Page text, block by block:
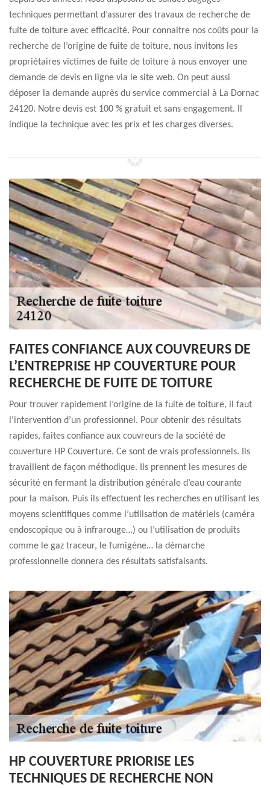
techniques permettant d’assurer des travaux de recherche de
fuite de toiture avec efficacité. Pour connaitre nos coûts pour la
recherche de l’origine de fuite de toiture, nous invitons les
propriétaires victimes de fuite de toiture à nous envoyer une
demande de devis en ligne via le site web. On peut aussi
déposer la demande auprès du service commercial à La Dornac
24120. Notre devis est 100 % gratuit et sans engagement. Il
indique la technique avec les prix et les charges diverses.
FAITES CONFIANCE AUX COUVREURS DE
L’ENTREPRISE HP COUVERTURE POUR
RECHERCHE DE FUITE DE TOITURE
Pour trouver rapidement l’origine de la fuite de toiture, il faut
l’intervention d’un professionnel. Pour obtenir des résultats
rapides, faites confiance aux couvreurs de la société de
couverture HP Couverture. Ce sont de vrais professionnels. Ils
travaillent de façon méthodique. Ils prennent les mesures de
sécurité en fermant la distribution générale d’eau courante
pour la maison. Puis ils effectuent les recherches en utilisant les
moyens scientifiques comme l’utilisation de matériels (caméra
endoscopique ou à infrarouge…) ou l’utilisation de produits
comme le gaz traceur, le fumigène… la démarche
professionnelle donnera des résultats satisfaisants.
HP COUVERTURE PRIORISE LES
TECHNIQUES DE RECHERCHE NON